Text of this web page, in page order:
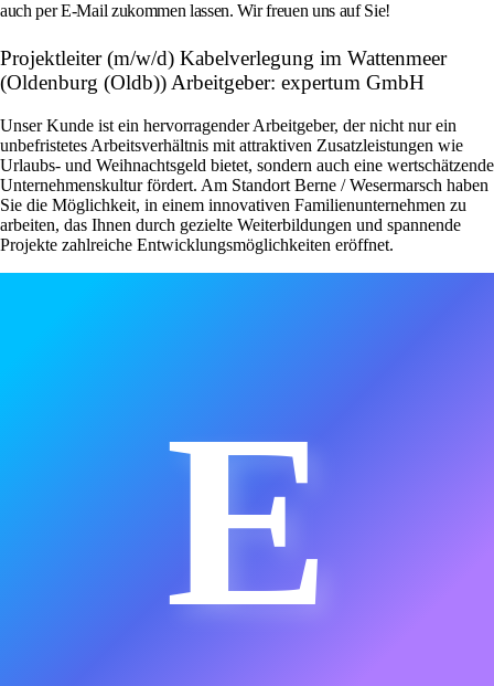
auch per E-Mail zukommen lassen. Wir freuen uns auf Sie!
Projektleiter (m/w/d) Kabelverlegung im Wattenmeer
(Oldenburg (Oldb)) Arbeitgeber: expertum GmbH
Unser Kunde ist ein hervorragender Arbeitgeber, der nicht nur ein
unbefristetes Arbeitsverhältnis mit attraktiven Zusatzleistungen wie
Urlaubs- und Weihnachtsgeld bietet, sondern auch eine wertschätzende
Unternehmenskultur fördert. Am Standort Berne / Wesermarsch haben
Sie die Möglichkeit, in einem innovativen Familienunternehmen zu
arbeiten, das Ihnen durch gezielte Weiterbildungen und spannende
Projekte zahlreiche Entwicklungsmöglichkeiten eröffnet.
E